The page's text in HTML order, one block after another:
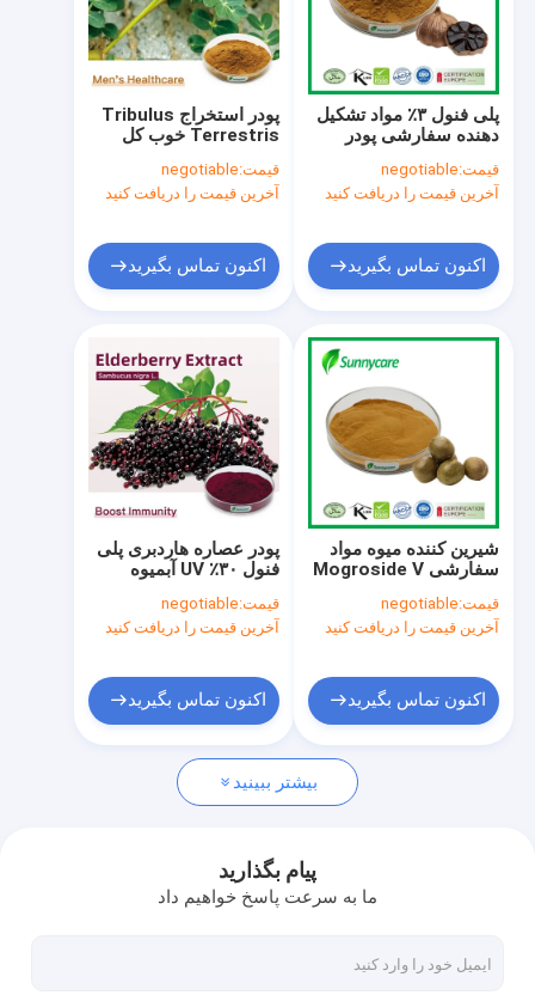
دربارهی ما
کارخانه تور
کنترل کیفیت
تماس با ما
اخبار
درخواست نقل قول
پودر عصاره گیاهی
مواد اولیه آرایشی و بهداشتی
مواد غذایی حیوانات
پودر استخراج Tribulus
Terrestris خوب کل
UV Tribulus P.E.
قیمت:negotiable
آخرین قیمت را دریافت کنید
اکنون تماس بگیرید
پلی فنول ۳٪ مواد تشکیل
دهنده سفارشی پودر
شده
قیمت:negotiable
آخرین قیمت را دریافت کنید
اکنون تماس بگیرید
پودر عصاره هاردبری پلی
فنول ۳۰٪ UV آبمیوه
Sambucus Nigra L
قیمت:negotiable
آخرین قیمت را دریافت کنید
اکنون تماس بگیرید
شیرین کننده میوه مواد
سفارشی Mogroside V
راهب لوهان گو
قیمت:negotiable
آخرین قیمت را دریافت کنید
اکنون تماس بگیرید
بیشتر ببینید
پیام بگذارید
ما به سرعت پاسخ خواهیم داد